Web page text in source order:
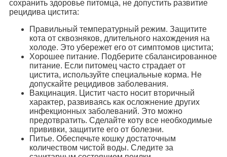
сохранить здоровье питомца, не допустить развитие
рецидива цистита:
Правильный температурный режим. Защитите
кота от сквозняков, длительного нахождения на
холоде. Это убережет его от симптомов цистита;
Хорошее питание. Подберите сбалансированное
питание. Если питомец часто страдает от
цистита, используйте специальные корма. Не
допускайте рецидивов заболевания.
Вакцинация. Цистит часто носит вторичный
характер, развиваясь как осложнение других
инфекционных заболеваний. Это можно
предотвратить. Сделайте коту все необходимые
прививки, защитите его от болезни.
Питье. Обеспечьте кошку достаточным
количеством чистой воды. Следите за